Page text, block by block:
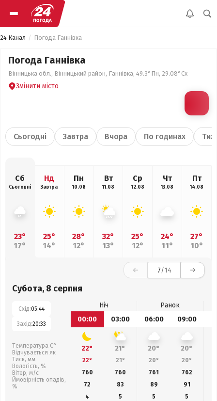
24 Канал Погода Ганнівка
Погода Ганнівка
Вінницька обл., Вінницький район, Ганнівка, 49.3°Пн, 29.08°Сх
Змінити місто
Сьогодні Завтра Вчора По годинах
Сб
Сьогодні
23°
17°
Нд
Завтра
25°
14°
Пн
10.08
28°
12°
Вт
11.08
32°
13°
Ср
12.08
25°
12°
Чт
13.08
24°
11°
Пт
14.08
27°
10°
7/14
Субота, 8 серпня
Схід:05:44
Захід:20:33
Температура С°
Відчувається як
Тиск, мм
Вологість, %
Вітер, м/с
Ймовірність опадів,
%
Ніч
Ранок
00:00
03:00 06:00 09:00
22° 21° 20° 20°
22° 21° 20° 20°
760
760 761 762
72
83 89 91
4
5 5
5